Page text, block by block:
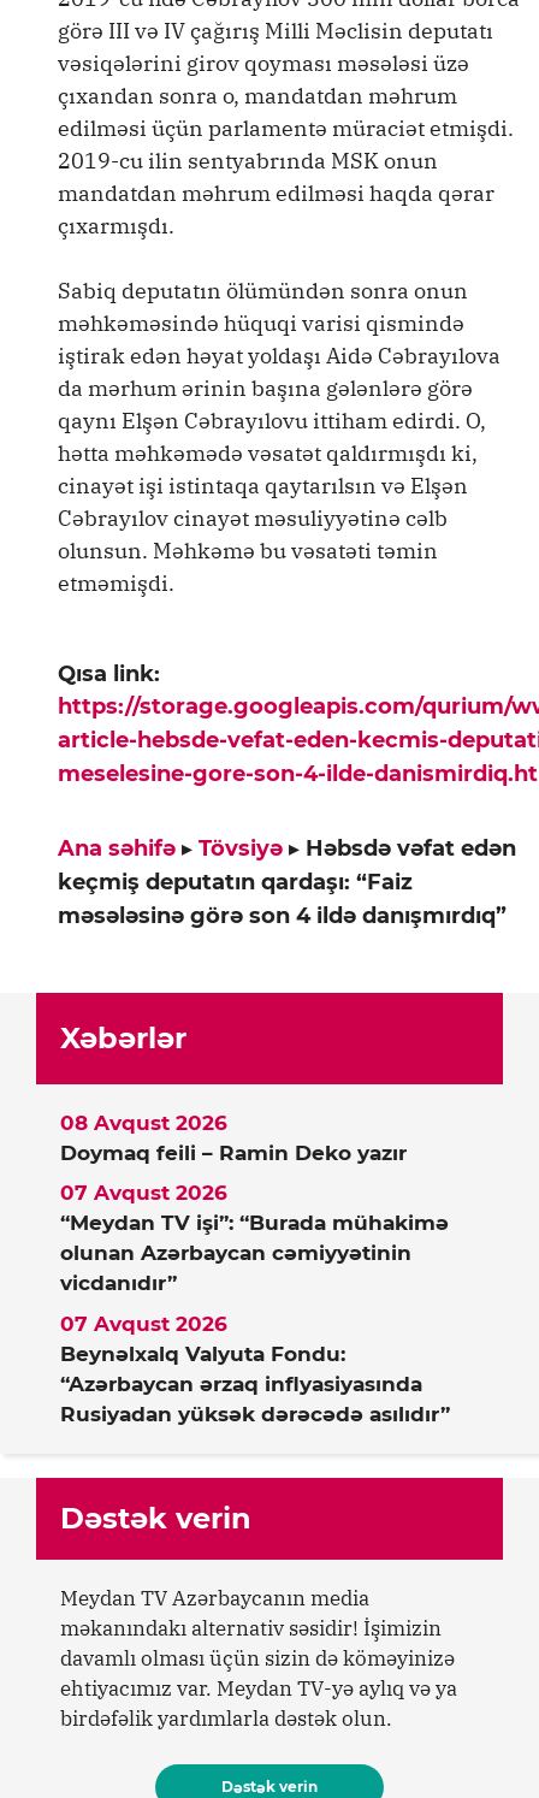
görə III və IV çağırış Milli Məclisin deputatı
vəsiqələrini girov qoyması məsələsi üzə
çıxandan sonra o, mandatdan məhrum
edilməsi üçün parlamentə müraciət etmişdi.
2019-cu ilin sentyabrında MSK onun
mandatdan məhrum edilməsi haqda qərar
çıxarmışdı.
Sabiq deputatın ölümündən sonra onun
məhkəməsində hüquqi varisi qismində
iştirak edən həyat yoldaşı Aidə Cəbrayılova
da mərhum ərinin başına gələnlərə görə
qaynı Elşən Cəbrayılovu ittiham edirdi. O,
hətta məhkəmədə vəsatət qaldırmışdı ki,
cinayət işi istintaqa qaytarılsın və Elşən
Cəbrayılov cinayət məsuliyyətinə cəlb
olunsun. Məhkəmə bu vəsatəti təmin
etməmişdi.
Qısa link:
https://storage.googleapis.com/qurium/
article-hebsde-vefat-eden-kecmis-
meselesine-gore-son-4-ilde-
Ana səhifə ▸ Tövsiyə ▸ Həbsdə vəfat edən
keçmiş deputatın qardaşı: “Faiz
məsələsinə görə son 4 ildə danışmırdıq”
Xəbərlər
Doymaq feili – Ramin Deko yazır
08 Avqust 2026
“Meydan TV işi”: “Burada mühakimə
olunan Azərbaycan cəmiyyətinin
vicdanıdır”
07 Avqust 2026
Beynəlxalq Valyuta Fondu:
“Azərbaycan ərzaq inflyasiyasında
Rusiyadan yüksək dərəcədə asılıdır”
07 Avqust 2026
Dəstək verin
Meydan TV Azərbaycanın media
məkanındakı alternativ səsidir! İşimizin
davamlı olması üçün sizin də köməyinizə
ehtiyacımız var. Meydan TV-yə aylıq və ya
birdəfəlik yardımlarla dəstək olun.
Dəstək verin